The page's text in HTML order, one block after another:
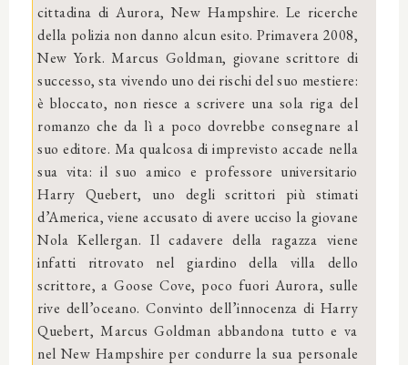
cittadina di Aurora, New Hampshire. Le ricerche
della polizia non danno alcun esito. Primavera 2008,
New York. Marcus Goldman, giovane scrittore di
successo, sta vivendo uno dei rischi del suo mestiere:
è bloccato, non riesce a scrivere una sola riga del
romanzo che da lì a poco dovrebbe consegnare al
suo editore. Ma qualcosa di imprevisto accade nella
sua vita: il suo amico e professore universitario
Harry Quebert, uno degli scrittori più stimati
d’America, viene accusato di avere ucciso la giovane
Nola Kellergan. Il cadavere della ragazza viene
infatti ritrovato nel giardino della villa dello
scrittore, a Goose Cove, poco fuori Aurora, sulle
rive dell’oceano. Convinto dell’innocenza di Harry
Quebert, Marcus Goldman abbandona tutto e va
nel New Hampshire per condurre la sua personale